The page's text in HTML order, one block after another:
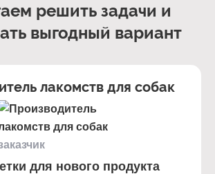
решить задачи и
выгодный вариант
лакомств для собак
для нового продукта